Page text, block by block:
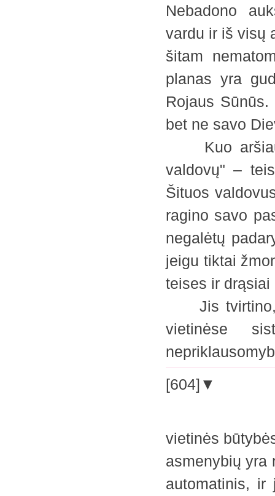
Nebadono
vardu ir iš visų
šitam
planas yra
Rojaus
bet ne savo
Kuo
valdovų" –
Šituos
ragino savo
negalėtų
jeigu tiktai
teises ir
Jis tvirtino,
vietinėse
[604]▼
vietinės
asmenybių yra
automatinis, ir